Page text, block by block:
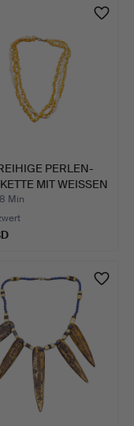
PERLEN-
MIT WEISSEN
Min